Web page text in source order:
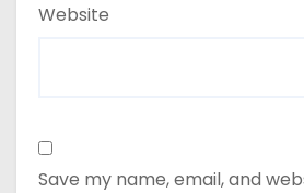
Website
Save my name, email, and